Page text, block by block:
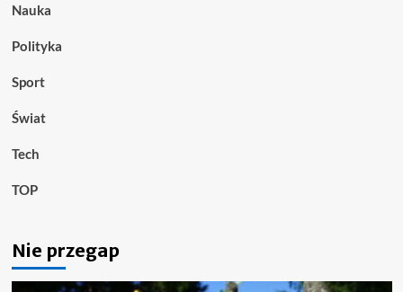
Nauka
Polityka
Sport
Świat
Tech
TOP
Nie przegap